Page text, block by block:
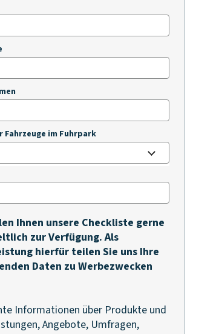
Fahrzeuge im Fuhrpark
Ihnen unsere Checkliste gerne
zur Verfügung. Als
hierfür teilen Sie uns Ihre
Daten zu Werbezwecken
Informationen über Produkte und
Angebote, Umfragen,